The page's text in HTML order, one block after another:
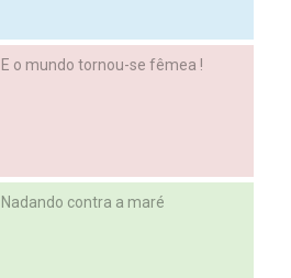
E o mundo tornou-se fêmea !
Nadando contra a maré